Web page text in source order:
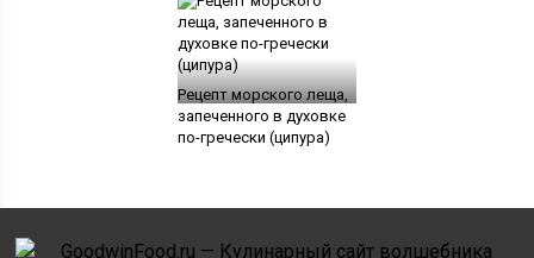
Рецепт морского леща,
запеченного в духовке
по-гречески (ципура)